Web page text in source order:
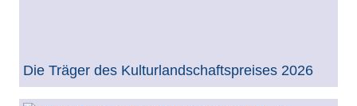
Die Träger des Kulturlandschaftspreises 2026